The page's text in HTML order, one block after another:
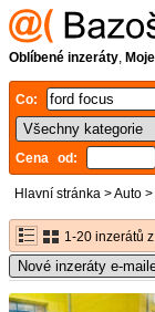
Oblíbené inzeráty,
Co:
Cena od:
Hlavní stránka >Auto >
1-20 inzerátů
Nové inzeráty e-